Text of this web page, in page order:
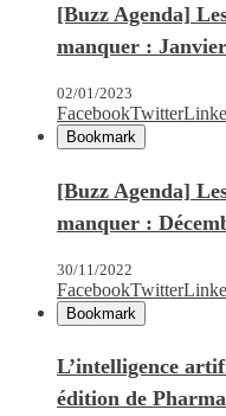
[Buzz Agenda]
manquer :
02/01/2023
FacebookTwitter
Bookmark
[Buzz Agenda]
manquer :
30/11/2022
FacebookTwitter
Bookmark
L’intelligence
édition de